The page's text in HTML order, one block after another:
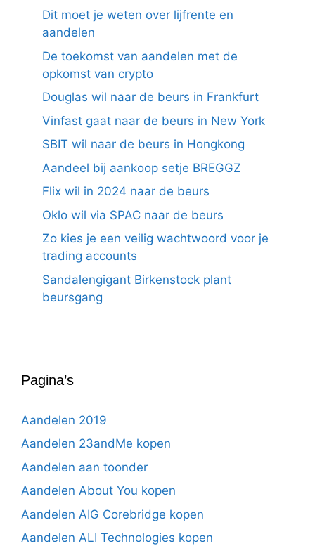
Dit moet je weten over lijfrente en
aandelen
De toekomst van aandelen met de
opkomst van crypto
Douglas wil naar de beurs in Frankfurt
Vinfast gaat naar de beurs in New York
SBIT wil naar de beurs in Hongkong
Aandeel bij aankoop setje BREGGZ
Flix wil in 2024 naar de beurs
Oklo wil via SPAC naar de beurs
Zo kies je een veilig wachtwoord voor je
trading accounts
Sandalengigant Birkenstock plant
beursgang
Pagina’s
Aandelen 2019
Aandelen 23andMe kopen
Aandelen aan toonder
Aandelen About You kopen
Aandelen AIG Corebridge kopen
Aandelen ALI Technologies kopen